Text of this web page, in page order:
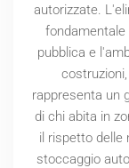
autorizzate.
fondamentale
pubblica e
rappresenta un
di chi abita in
il rispetto delle
stoccaggio